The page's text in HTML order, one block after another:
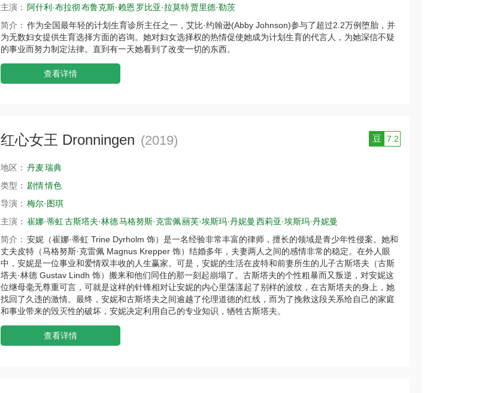
主演：
阿什利·布拉彻布鲁克斯·赖恩 罗比亚·拉莫特贾里德·勒茨
简介： 作为全国最年轻的计划生育诊所主任之一，艾比·约翰逊(Abby Johnson)参与了超过2.2万例堕胎，并
为无数妇女提供生育选择方面的咨询。她对妇女选择权的热情促使她成为计划生育的代言人，为她深信不疑
的事业而努力制定法律。直到有一天她看到了改变一切的东西。
查看详情
红心女王 Dronningen (2019) 豆 7.2
地区： 丹麦瑞典
类型： 剧情情色
导演： 梅尔·图琪
主演： 崔娜·蒂虹古斯塔夫·林德马格努斯·克雷佩丽芙·埃斯玛·丹妮曼 西莉亚·埃斯玛·丹妮曼
简介： 安妮（崔娜·蒂虹 Trine Dyrholm 饰）是一名经验非常丰富的律师，擅长的领域是青少年性侵案。她和
丈夫皮特（马格努斯·克雷佩 Magnus Krepper 饰）结婚多年，夫妻两人之间的感情非常的稳定。在外人眼
中，安妮是一位事业和爱情双丰收的人生赢家。可是，安妮的生活在皮特和前妻所生的儿子古斯塔夫（古斯
塔夫·林德 Gustav Lindh 饰）搬来和他们同住的那一刻起崩塌了。古斯塔夫的个性粗暴而又叛逆，对安妮这
位继母毫无尊重可言，可就是这样的针锋相对让安妮的内心里荡漾起了别样的波纹，在古斯塔夫的身上，她
找回了久违的激情。最终，安妮和古斯塔夫之间逾越了伦理道德的红线，而为了挽救这段关系给自己的家庭
和事业带来的毁灭性的破坏，安妮决定利用自己的专业知识，牺牲古斯塔夫。
查看详情